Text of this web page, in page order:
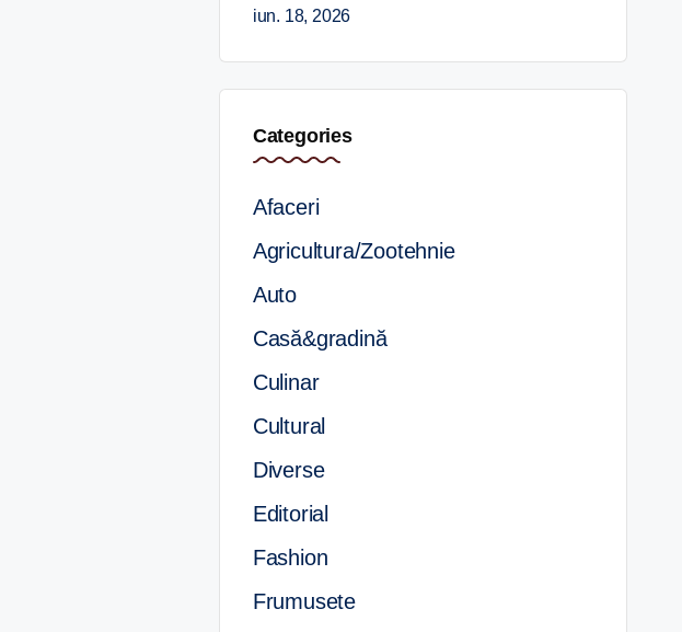
iun. 18, 2026
Categories
Afaceri
Agricultura/Zootehnie
Auto
Casă&gradină
Culinar
Cultural
Diverse
Editorial
Fashion
Frumusete